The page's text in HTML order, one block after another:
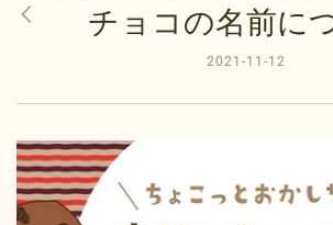
チョコの名前に
2021-11-12